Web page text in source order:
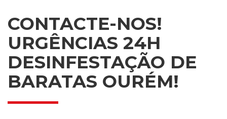
CONTACTE-NOS!
URGÊNCIAS 24H
DESINFESTAÇÃO DE
BARATAS OURÉM!